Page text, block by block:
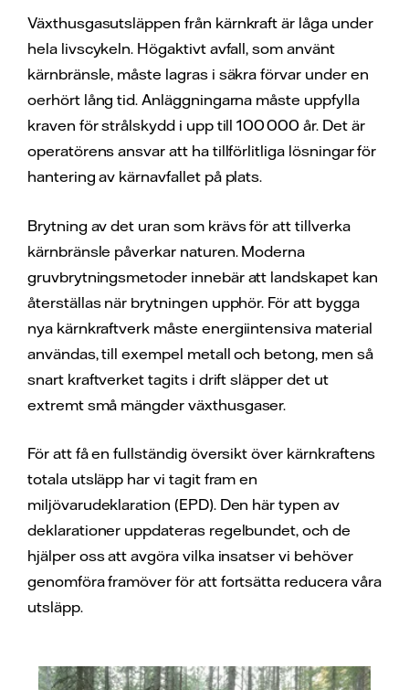
Växthusgasutsläppen från kärnkraft är låga under
hela livscykeln. Högaktivt avfall, som använt
kärnbränsle, måste lagras i säkra förvar under en
oerhört lång tid. Anläggningarna måste uppfylla
kraven för strålskydd i upp till 100 000 år. Det är
operatörens ansvar att ha tillförlitliga lösningar för
hantering av kärnavfallet på plats.
Brytning av det uran som krävs för att tillverka
kärnbränsle påverkar naturen. Moderna
gruvbrytningsmetoder innebär att landskapet kan
återställas när brytningen upphör. För att bygga
nya kärnkraftverk måste energiintensiva material
användas, till exempel metall och betong, men så
snart kraftverket tagits i drift släpper det ut
extremt små mängder växthusgaser.
För att få en fullständig översikt över kärnkraftens
totala utsläpp har vi tagit fram en
miljövarudeklaration (EPD). Den här typen av
deklarationer uppdateras regelbundet, och de
hjälper oss att avgöra vilka insatser vi behöver
genomföra framöver för att fortsätta reducera våra
utsläpp.